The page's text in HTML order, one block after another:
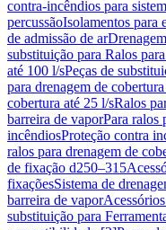
contra-incêndios para
percussãoIsolamentos para
de admissão de ar
substituição para Ralos
até 100 l/sPeças de
para drenagem de
cobertura até 25 l/sRalos
barreira de vaporPara ralos
incêndiosProteção contra
ralos para drenagem de
de fixação d250–315
fixaçõesSistema de
barreira de vapor
substituição para